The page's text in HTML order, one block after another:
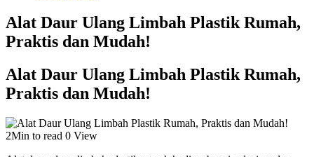
Alat Daur Ulang Limbah Plastik Rumah,
Praktis dan Mudah!
Alat Daur Ulang Limbah Plastik Rumah,
Praktis dan Mudah!
2Min to read 0 View